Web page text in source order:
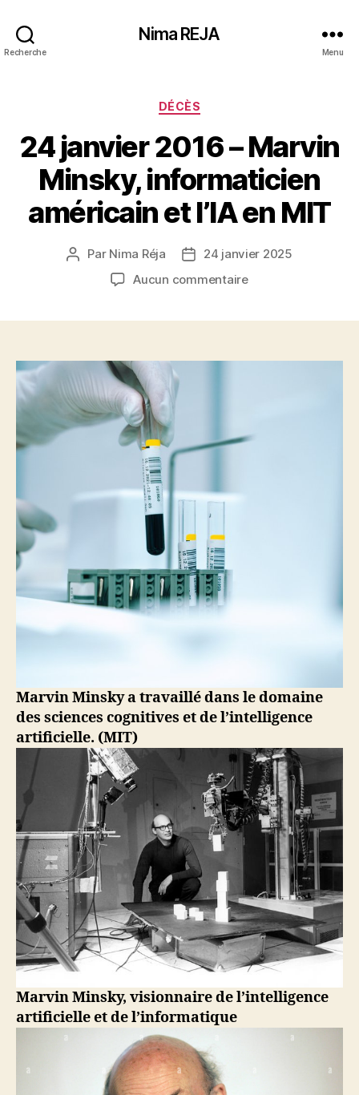
Recherche
Nima REJA
Menu
Catégories
DÉCÈS
24 janvier 2016 – Marvin
Minsky, informaticien
américain et l’IA en MIT
Auteur
Par Nima Réja
Date24 janvier 2025
Aucun commentairesur
et
Marvin Minsky a travaillé dans le domaine
des sciences cognitives et de l’intelligence
artificielle. (MIT)
Marvin Minsky, visionnaire de l’intelligence
artificielle et de l’informatique